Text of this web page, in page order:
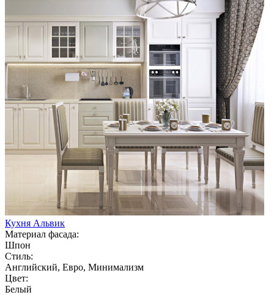
Кухня Альвик
Материал фасада:
Шпон
Стиль:
Английский, Евро, Минимализм
Цвет:
Белый